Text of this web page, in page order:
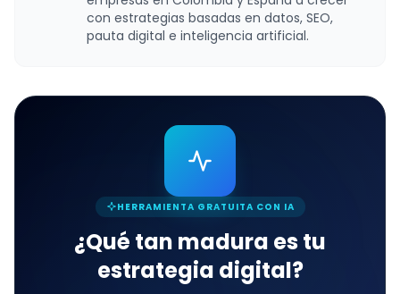
con estrategias basadas en datos, SEO,
pauta digital e inteligencia artificial.
HERRAMIENTA GRATUITA CON IA
¿Qué tan madura es tu
estrategia digital?